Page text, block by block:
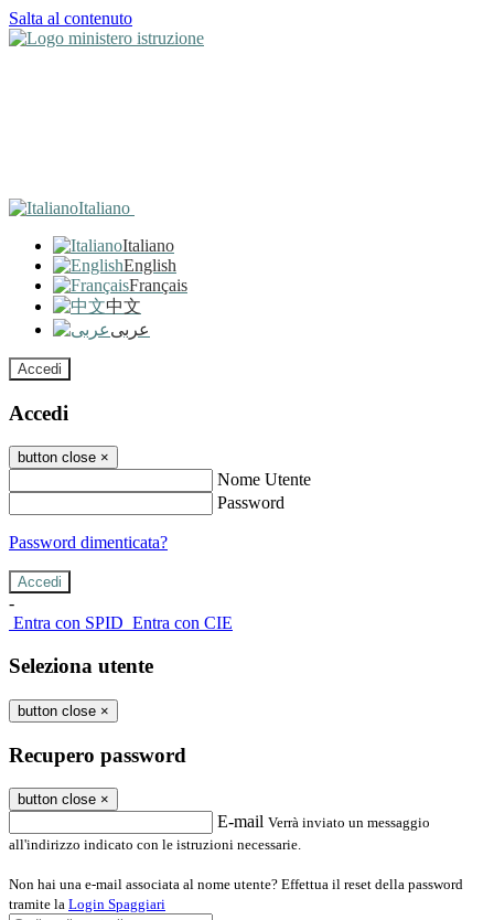
Salta al contenuto
Italiano
Italiano
English
Français
中文
عربى
Accedi
Accedi
button close ×
Nome Utente
Password
Password dimenticata?
-
Entra con SPID Entra con CIE
Seleziona utente
button close ×
Recupero password
button close ×
E-mail Verrà inviato un messaggio
all'indirizzo indicato con le istruzioni necessarie.
Non hai una e-mail associata al nome utente? Effettua il reset della password
tramite la Login Spaggiari